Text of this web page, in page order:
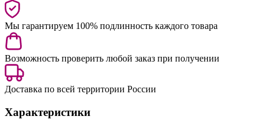
Мы гарантируем 100% подлинность каждого товара
Возможность проверить любой заказ при получении
Доставка по всей территории России
Характеристики